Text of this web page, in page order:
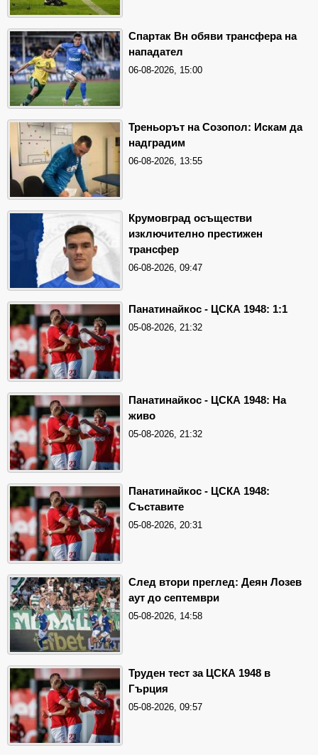
Спартак Вн обяви трансфера на
нападател
06-08-2026, 15:00
Треньорът на Созопол: Искам да
надградим
06-08-2026, 13:55
Крумовград осъществи
изключително престижен
трансфер
06-08-2026, 09:47
Панатинайкос - ЦСКА 1948: 1:1
05-08-2026, 21:32
Панатинайкос - ЦСКА 1948: На
живо
05-08-2026, 21:32
Панатинайкос - ЦСКА 1948:
Съставите
05-08-2026, 20:31
След втори преглед: Деян Лозев
аут до септември
05-08-2026, 14:58
Труден тест за ЦСКА 1948 в
Гърция
05-08-2026, 09:57